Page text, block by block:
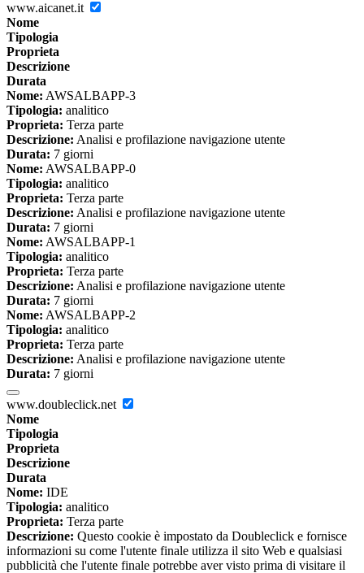
www.aicanet.it
Nome
Tipologia
Proprieta
Descrizione
Durata
Nome: AWSALBAPP-3
Tipologia: analitico
Proprieta: Terza parte
Descrizione: Analisi e profilazione navigazione utente
Durata: 7 giorni
Nome: AWSALBAPP-0
Tipologia: analitico
Proprieta: Terza parte
Descrizione: Analisi e profilazione navigazione utente
Durata: 7 giorni
Nome: AWSALBAPP-1
Tipologia: analitico
Proprieta: Terza parte
Descrizione: Analisi e profilazione navigazione utente
Durata: 7 giorni
Nome: AWSALBAPP-2
Tipologia: analitico
Proprieta: Terza parte
Descrizione: Analisi e profilazione navigazione utente
Durata: 7 giorni
www.doubleclick.net
Nome
Tipologia
Proprieta
Descrizione
Durata
Nome: IDE
Tipologia: analitico
Proprieta: Terza parte
Descrizione: Questo cookie è impostato da Doubleclick e fornisce
informazioni su come l'utente finale utilizza il sito Web e qualsiasi
pubblicità che l'utente finale potrebbe aver visto prima di visitare il